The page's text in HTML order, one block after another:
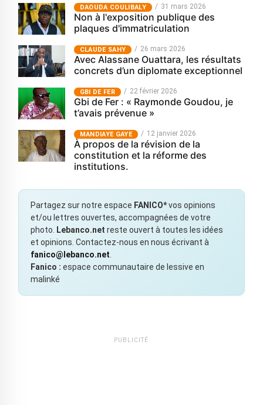
‎DAOUDA COULIBALY 31 mars 2026
Non à l'exposition publique des
plaques d'immatriculation
CLAUDE SAHY 26 mars 2026
Avec Alassane Ouattara, les résultats
concrets d’un diplomate exceptionnel
GBI DE FER 22 février 2026
Gbi de Fer : « Raymonde Goudou, je
t’avais prévenue »
MANDIAYE GAYE 12 janvier 2026
À propos de la révision de la
constitution et la réforme des
institutions.
Partagez sur notre espace FANICO*vos opinions
et/ou lettres ouvertes, accompagnées de votre
photo.
Lebanco.net reste ouvert à toutes les idées
et opinions. Contactez-nous en nous écrivant à
fanico@lebanco.net
Fanico : espace communautaire de lessive en
malinké
PUBLICITÉ